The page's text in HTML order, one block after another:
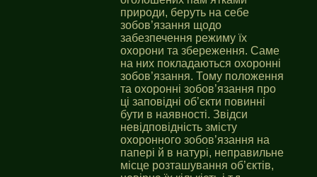
природи, беруть на себе
зобов’язання щодо
забезпечення режиму їх
охорони та збереження. Саме
на них покладаються охоронні
зобов’язання. Тому положення
та охоронні зобов’язання про
ці заповідні об’єкти повинні
бути в наявності. Звідси
невідповідність змісту
охоронного зобов’язання на
папері й в натурі, неправильне
місце розташування об’єктів,